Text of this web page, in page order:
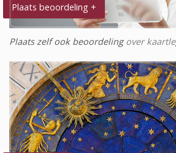
Plaats beoordeling +
Plaats zelf ook beoordelingover